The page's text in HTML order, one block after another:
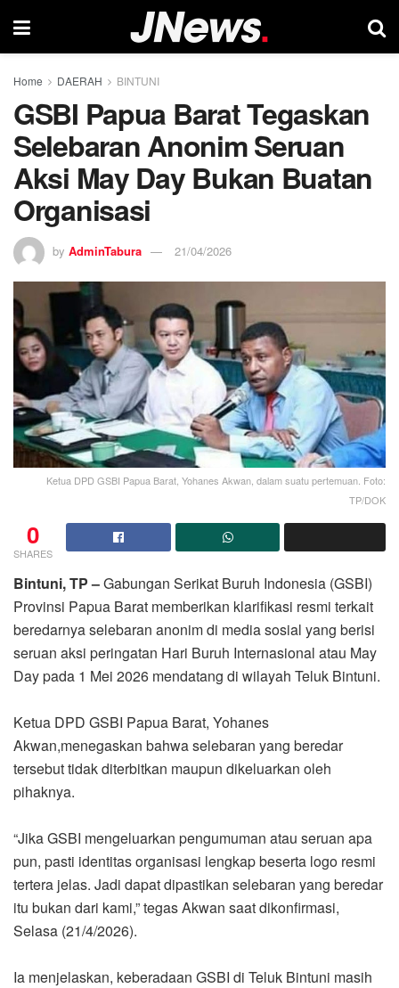
Home DAERAH BINTUNI
GSBI Papua Barat Tegaskan
Selebaran Anonim Seruan
Aksi May Day Bukan Buatan
Organisasi
by AdminTabura 21/04/2026
Ketua DPD GSBI Papua Barat, Yohanes Akwan, dalam suatu pertemuan. Foto:
TP/DOK
0
SHARES
Bintuni, TP –Gabungan Serikat Buruh Indonesia (GSBI)
Provinsi Papua Barat memberikan klarifikasi resmi terkait
beredarnya selebaran anonim di media sosial yang berisi
seruan aksi peringatan Hari Buruh Internasional atau May
Day pada 1 Mei 2026 mendatang di wilayah Teluk Bintuni.
Ketua DPD GSBI Papua Barat, Yohanes
Akwan,menegaskan bahwa selebaran yang beredar
tersebut tidak diterbitkan maupun dikeluarkan oleh
pihaknya.
“Jika GSBI mengeluarkan pengumuman atau seruan apa
pun, pasti identitas organisasi lengkap beserta logo resmi
tertera jelas. Jadi dapat dipastikan selebaran yang beredar
itu bukan dari kami,” tegas Akwan saat dikonfirmasi,
Selasa (21/4/2026).
Ia menjelaskan, keberadaan GSBI di Teluk Bintuni masih